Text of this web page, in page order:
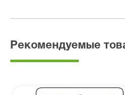
Рекомендуемые